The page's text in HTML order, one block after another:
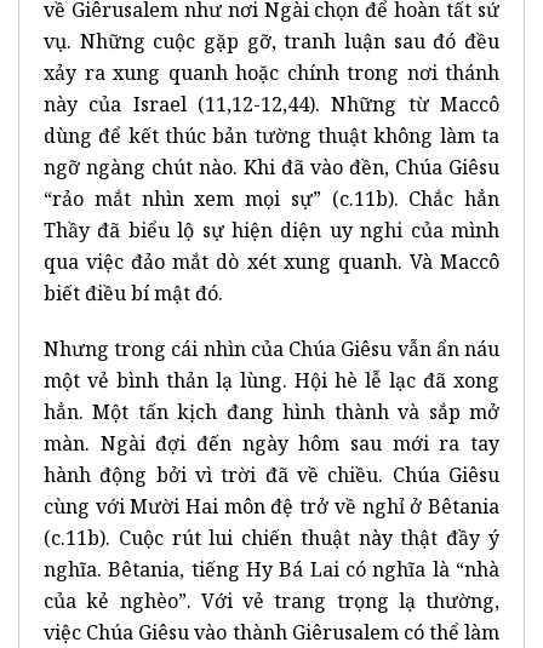
về Giêrusalem như nơi Ngài chọn để hoàn tất sứ
vụ. Những cuộc gặp gỡ, tranh luận sau đó đều
xảy ra xung quanh hoặc chính trong nơi thánh
này của Israel (11,12-12,44). Những từ Maccô
dùng để kết thúc bản tường thuật không làm ta
ngỡ ngàng chút nào. Khi đã vào đền, Chúa Giêsu
“rảo mắt nhìn xem mọi sự” (c.11b). Chắc hẳn
Thầy đã biểu lộ sự hiện diện uy nghi của mình
qua việc đảo mắt dò xét xung quanh. Và Maccô
biết điều bí mật đó.
Nhưng trong cái nhìn của Chúa Giêsu vẫn ẩn náu
một vẻ bình thản lạ lùng. Hội hè lễ lạc đã xong
hẳn. Một tấn kịch đang hình thành và sắp mở
màn. Ngài đợi đến ngày hôm sau mới ra tay
hành động bởi vì trời đã về chiều. Chúa Giêsu
cùng với Mười Hai môn đệ trở về nghỉ ở Bêtania
(c.11b). Cuộc rút lui chiến thuật này thật đầy ý
nghĩa. Bêtania, tiếng Hy Bá Lai có nghĩa là “nhà
của kẻ nghèo”. Với vẻ trang trọng lạ thường,
việc Chúa Giêsu vào thành Giêrusalem có thể làm